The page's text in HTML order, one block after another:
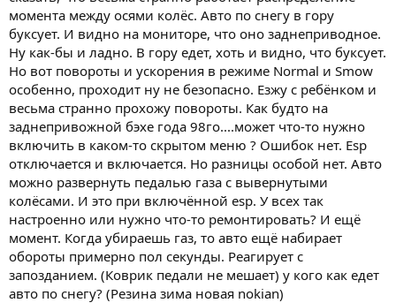
момента между осями колёс. Авто по снегу в гору
буксует. И видно на мониторе, что оно заднеприводное.
Ну как-бы и ладно. В гору едет, хоть и видно, что буксует.
Но вот повороты и ускорения в режиме Normal и Smow
особенно, проходит ну не безопасно. Езжу с ребёнком и
весьма странно прохожу повороты. Как будто на
заднепривожной бэхе года 98го....может что-то нужно
включить в каком-то скрытом меню ? Ошибок нет. Esp
отключается и включается. Но разницы особой нет. Авто
можно развернуть педалью газа с вывернутыми
колёсами. И это при включённой esp. У всех так
настроенно или нужно что-то ремонтировать? И ещё
момент. Когда убираешь газ, то авто ещё набирает
обороты примерно пол секунды. Реагирует с
запозданием. (Коврик педали не мешает) у кого как едет
авто по снегу? (Резина зима новая nokian)